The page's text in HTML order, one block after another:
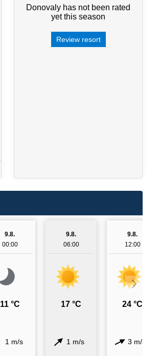
Donovaly has not been rated
yet this season
Review resort
9.8.
00:00
11 °C
1 m/s
9.8.
06:00
17 °C
1 m/s
9.8.
12:00
24 °C
3 m/s